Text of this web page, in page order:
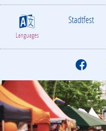
S
Languages
Stadtfest
f